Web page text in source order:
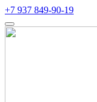
+7 937 849-90-19